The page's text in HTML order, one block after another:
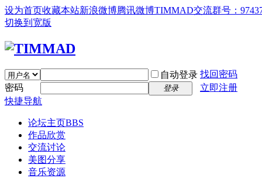
设为首页收藏本站新浪微博腾讯微博TIMMAD交流群号：
切换到宽版
自动登录 找回密码
密码
登录
立即注册
快捷导航
论坛主页BBS
作品欣赏
交流讨论
美图分享
音乐资源